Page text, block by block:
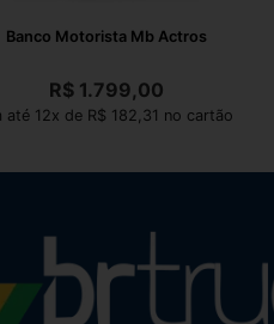
Banco Motorista Mb Actros
R$1.799,00
até 12x de R$ 182,31 no cartão